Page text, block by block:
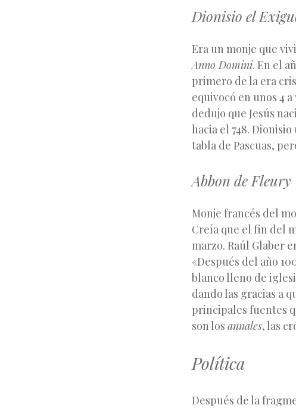
Dionisio el
Era un monje que
Anno Domini. En el
primero de la era
equivocó en unos 4
dedujo que Jesús
hacia el 748.
tabla de Pascuas,
Abbon de Fleury
Monje francés del
Creía que el fin del
marzo. Raúl Glaber
«Después del año
blanco lleno de
dando las gracias a
principales fuentes
son los annales, las
Política
Después de la